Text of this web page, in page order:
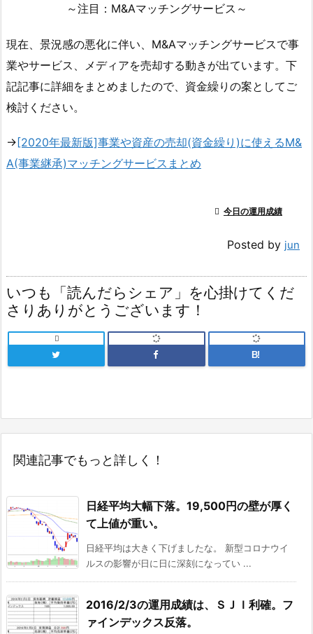
～注目：M&Aマッチングサービス～
現在、景況感の悪化に伴い、M&Aマッチングサービスで事
業やサービス、メディアを売却する動きが出ています。下
記記事に詳細をまとめましたので、資金繰りの案としてご
検討ください。
→ [2020年最新版]事業や資産の売却(資金繰り)に使えるM&
A(事業継承)マッチングサービスまとめ
 今日の運用成績
Posted by jun
いつも「読んだらシェア」を心掛けてくだ
さりありがとうございます！

B!
関連記事でもっと詳しく！
日経平均大幅下落。19,500円の壁が厚く
て上値が重い。
日経平均は大きく下げましたな。 新型コロナウイ
ルスの影響が日に日に深刻になってい ...
2016/2/3の運用成績は、ＳＪＩ利確。フ
ァインデックス反落。